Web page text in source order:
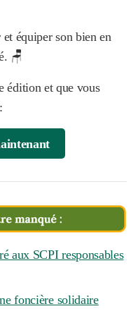
équiper son bien en
🪑
édition et que vous
aux SCPI responsables
foncière solidaire